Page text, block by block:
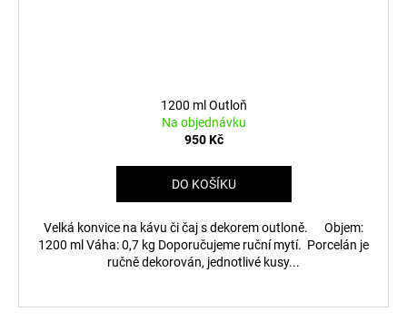
1200 ml Outloň
Na objednávku
950 Kč
DO KOŠÍKU
Velká konvice na kávu či čaj s dekorem outloně. Objem:
1200 ml Váha: 0,7 kg Doporučujeme ruční mytí. Porcelán je
ručně dekorován, jednotlivé kusy...